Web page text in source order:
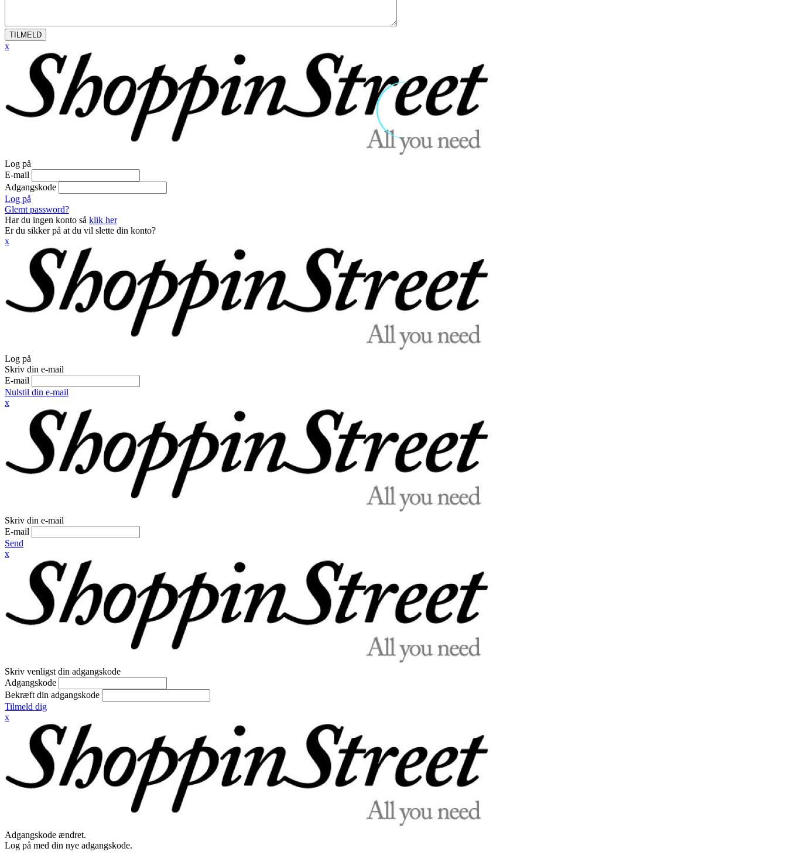
TILMELD
x
Log på
E-mail
Adgangskode
Log på
Glemt password?
Har du ingen konto så klik her
Er du sikker på at du vil slette din konto?
x
Log på
Skriv din e-mail
E-mail
Nulstil din e-mail
x
Skriv din e-mail
E-mail
Send
x
Skriv venligst din adgangskode
Adgangskode
Bekræft din adgangskode
Tilmeld dig
x
Adgangskode ændret.
Log på med din nye adgangskode.